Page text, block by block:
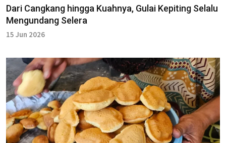
Dari Cangkang hingga Kuahnya, Gulai Kepiting Selalu
Mengundang Selera
15 Jun 2026